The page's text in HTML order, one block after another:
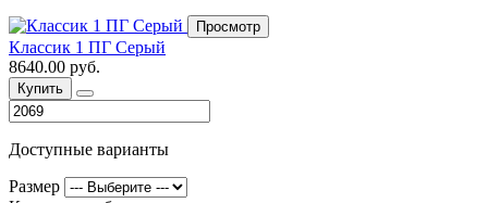
Просмотр
Классик 1 ПГ Серый
8640.00 руб.
Купить
Доступные варианты
Размер